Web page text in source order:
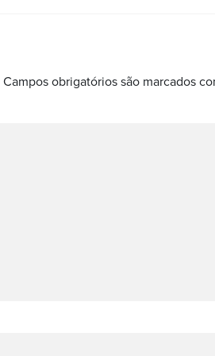
Campos obrigatórios são marcados